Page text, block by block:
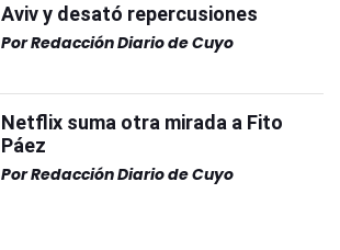
Aviv y desató repercusiones
PorRedacción Diario de Cuyo
Netflix suma otra mirada a Fito
Páez
PorRedacción Diario de Cuyo